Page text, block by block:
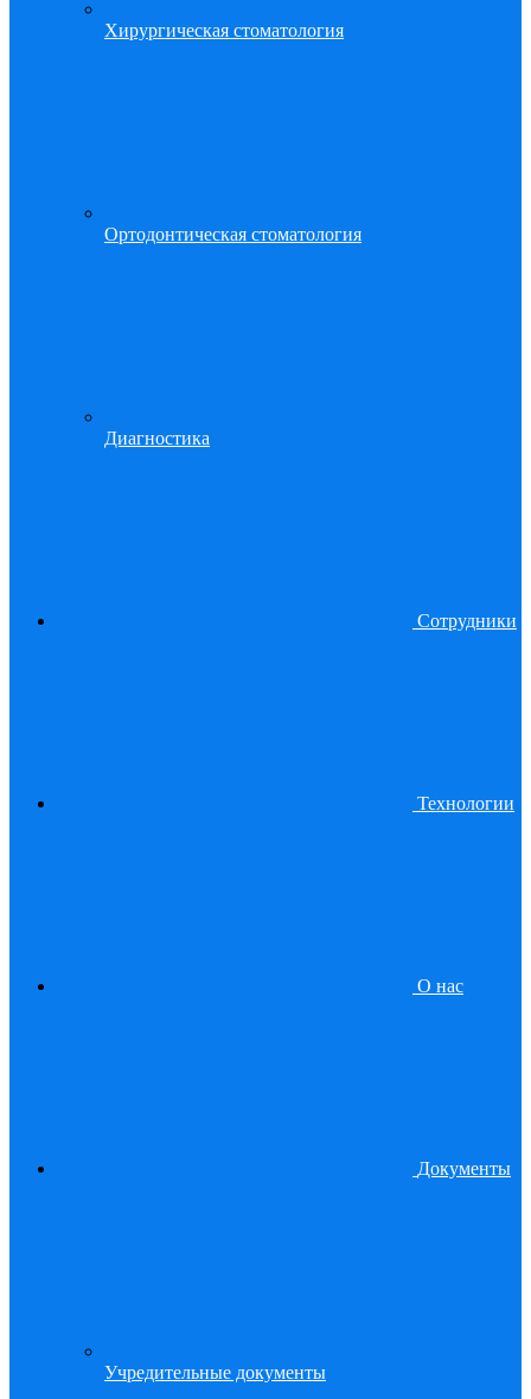
Хирургическая стоматология
Ортодонтическая стоматология
Диагностика
Сотрудники
Технологии
О нас
Документы
Учредительные документы